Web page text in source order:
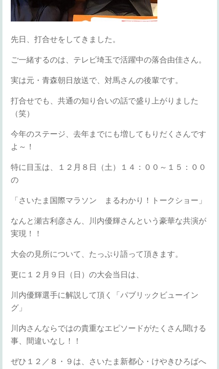
先日、打合せをしてきました。
ご一緒するのは、テレビ埼玉で活躍中の落合由佳さん。
実は元・青森朝日放送で、対馬さんの後輩です。
打合せでも、共通の知り合いの話で盛り上がりました
（笑）
今年のステージ、去年までにも増してもりだくさんです
よ～！
特に目玉は、１２月８日（土）１４：００～１５：００
の
「さいたま国際マラソン まるわかり！トークショー」
なんと瀬古利彦さん、川内優輝さんという豪華な共演が
実現！！
大会の見所について、たっぷり語って頂きます。
更に１２月９日（日）の大会当日は、
川内優輝選手に解説して頂く「パブリックビューイン
グ」
川内さんならではの貴重なエピソードがたくさん聞ける
事、間違いなし！！
ぜひ１２／８・９は、さいたま新都心・けやきひろばへ